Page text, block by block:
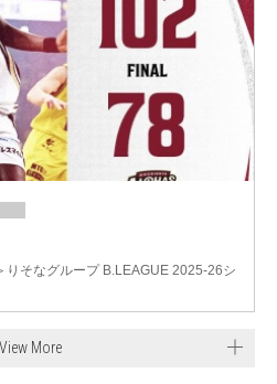
りそなグループ B.LEAGUE 2025-26シ
View More